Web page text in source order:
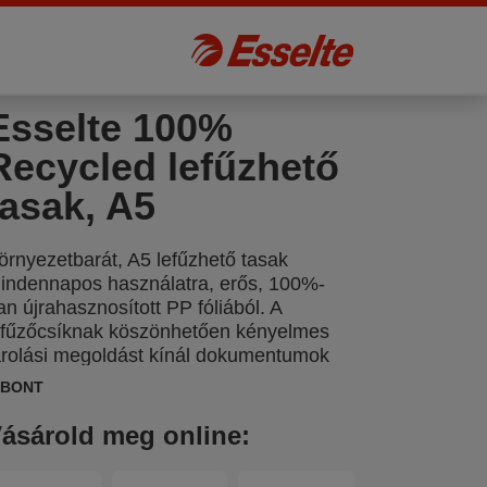
100%
lefűzhető
A5
A5 lefűzhető tasak
használatra, erős, 100%-
újrahasznosított PP fóliából. A
köszönhetően kényelmes
megoldást kínál dokumentumok
iratrendezőkben,
Karton dobozos
mely ugyancsak 100%-
meg online: